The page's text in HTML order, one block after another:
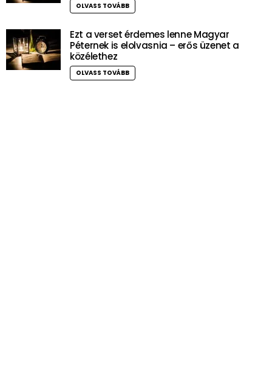
OLVASS TOVÁBB
Ezt a verset érdemes lenne Magyar
Péternek is elolvasnia – erős üzenet a
közélethez
OLVASS TOVÁBB